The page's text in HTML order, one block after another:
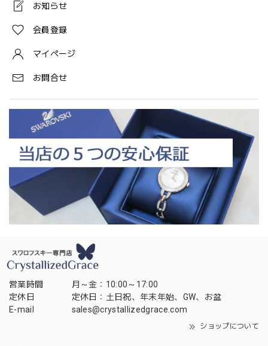
お知らせ
会員登録
マイページ
お問合せ
営業時間
月～金：10:00～17:00
定休日
定休日：土日祝、年末年始、GW、お盆
E-mail
sales@crystallizedgrace.com
ショップについて